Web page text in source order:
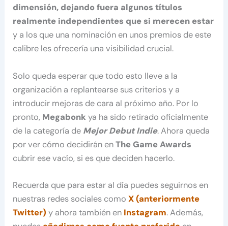
dimensión, dejando fuera algunos títulos
realmente independientes que si merecen estar
y a los que una nominación en unos premios de este
calibre les ofrecería una visibilidad crucial.
Solo queda esperar que todo esto lleve a la
organización a replantearse sus criterios y a
introducir mejoras de cara al próximo año. Por lo
pronto, Megabonkya ha sido retirado oficialmente
de la categoría de Mejor Debut Indie. Ahora queda
por ver cómo decidirán enThe Game Awards
cubrir ese vacío, si es que deciden hacerlo.
Recuerda que para estar al día puedes seguirnos en
nuestras redes sociales comoX (anteriormente
Twitter) y ahora también en Instagram. Además,